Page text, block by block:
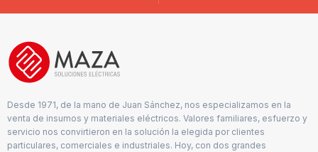
Desde 1971, de la mano de Juan Sánchez, nos especializamos en la
venta de insumos y materiales eléctricos. Valores familiares, esfuerzo y
servicio nos convirtieron en la solución la elegida por clientes
particulares, comerciales e industriales. Hoy, con dos grandes